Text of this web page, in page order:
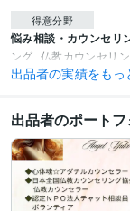
得意分野
悩み相談・カウンセリ
ング 仏教カウンセリ
カウンセラー
出品者の実績をもっ
出品者のポート